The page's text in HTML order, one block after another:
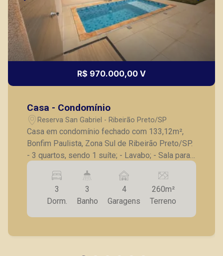
R$ 970.000,00 V
Casa - Condomínio
Reserva San Gabriel - Ribeirão Preto/SP
Casa em condomínio fechado com 133,12m²,
Bonfim Paulista, Zona Sul de Ribeirão Preto/SP.
- 3 quartos, sendo 1 suíte; - Lavabo; - Sala para
2 ambientes; - Cozinha com armários planejados
e churrasqueira; - Lavanderia fechada; - Piscina
com cascata; - Banheiro externo; - Chuveirão; -
Corredor lateral com entrada e saída
independente; - Frente com jardim; - 4 vagas de
construída, nunca habitada, em ótima localização
3
Dorm.
3
Banho
4
Garagens
260m²
Terreno